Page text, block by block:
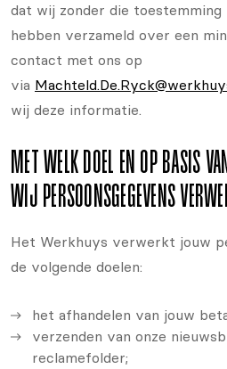
dat wij zonder die toestemming
hebben verzameld over een
contact met ons op
via
wij deze informatie.
MET WELK DOEL EN OP BASIS
WIJ PERSOONSGEGEVENS
Het Werkhuys verwerkt jouw
de volgende doelen:
het afhandelen van jouw
verzenden van onze
reclamefolder;